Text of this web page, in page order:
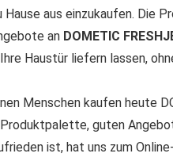
aus einzukaufen. Die
an DOMETIC
Haustür liefern lassen,
Menschen kaufen heute
guten
ist, hat uns zum